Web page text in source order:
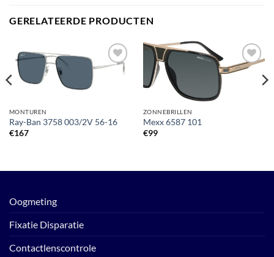
GERELATEERDE PRODUCTEN
Toevoegen
verlanglijst
MONTUREN
Ray-Ban 3758 003/2V 56-16
€167
Toevoegen
ZONNEBRILLEN
Mexx 6587 101
€99
Oogmeting
Fixatie Disparatie
Contactlenscontrole